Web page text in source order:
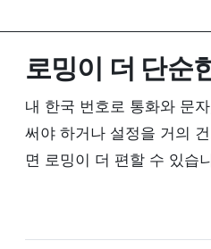
로밍이 더 단순
내 한국 번호로 통화와 문
써야 하거나 설정을 거의
면 로밍이 더 편할 수 있습